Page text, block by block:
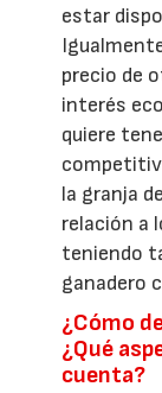
estar
precio de
interés
quiere
la granja
relación a
teniendo
ganadero
¿Cómo
¿Qué
cuenta?